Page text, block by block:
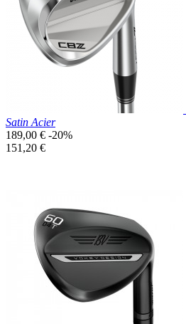
Satin Acier
Prix
de
189,00 € -20%
Prix
151,20 €
Prix réduit
Aperçu rapide